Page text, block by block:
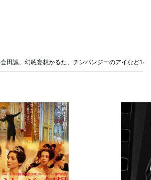
会田誠、幻聴妄想かるた、チンパンジーのアイなど14